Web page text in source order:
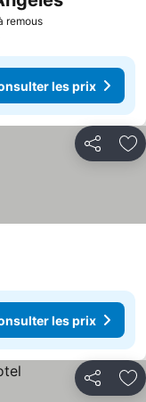
remous
les prix
Partager
les prix
Partager